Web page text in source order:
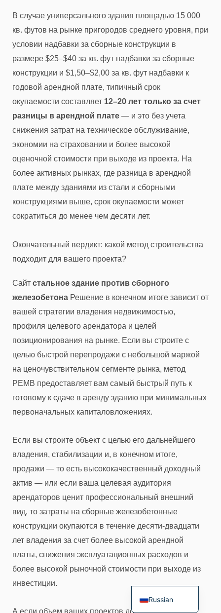
В случае универсального здания площадью 15 000
кв. футов на рынке пригородов среднего уровня, при
условии надбавки за сборные конструкции в
размере $25–$40 за кв. фут надбавки за сборные
конструкции и $1,50–$2,00 за кв. фут надбавки к
годовой арендной плате, типичный срок
окупаемости составляет 12–20 лет только за счет
разницы в арендной плате — и это без учета
снижения затрат на техническое обслуживание,
экономии на страховании и более высокой
оценочной стоимости при выходе из проекта. На
более активных рынках, где разница в арендной
плате между зданиями из стали и сборными
конструкциями выше, срок окупаемости может
сократиться до менее чем десяти лет.
Окончательный вердикт: какой метод строительства
подходит для вашего проекта?
Сайт стальное здание против сборного
железобетона Решение в конечном итоге зависит от
вашей стратегии владения недвижимостью,
профиля целевого арендатора и целей
позиционирования на рынке. Если вы строите с
целью быстрой перепродажи с небольшой маржой
на ценочувствительном сегменте рынка, метод
PEMB предоставляет вам самый быстрый путь к
готовому к сдаче в аренду зданию при минимальных
первоначальных капиталовложениях.
Если вы строите объект с целью его дальнейшего
владения, стабилизации и, в конечном итоге,
продажи — то есть высококачественный доходный
актив — или если ваша целевая аудитория
арендаторов ценит профессиональный внешний
вид, то затраты на сборные железобетонные
конструкции окупаются в течение десяти-двадцати
лет владения за счет более высокой арендной
платы, снижения эксплуатационных расходов и
более высокой рыночной стоимости при выходе из
инвестиции.
А если объем ваших проектов достаточно велик,
Russian
French
Spanish
German
Indonesian
Italian